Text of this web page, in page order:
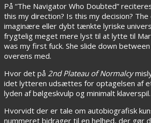
På “The Navigator Who Doubted”
this my direction? Is this my decision?
imaginære eller dybt tænkte lyriske
frygtelig meget mere lyst til at lytte til
was my first fuck. She slide down
overens med.
Hvor det på 2nd Plateau of Normalcy
idet lytteren udsættes for optagelsen af
lyden af bølgeskvulp og minimalt klaverspil.
Hvorvidt der er tale om autobiografisk
nummeret bidrager til en helhed, der gør